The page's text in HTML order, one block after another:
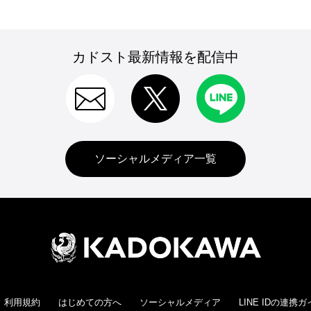
カドスト最新情報を配信中
ソーシャルメディア一覧
利用規約 はじめての方へ ソーシャルメディア LINE IDの連携ガ